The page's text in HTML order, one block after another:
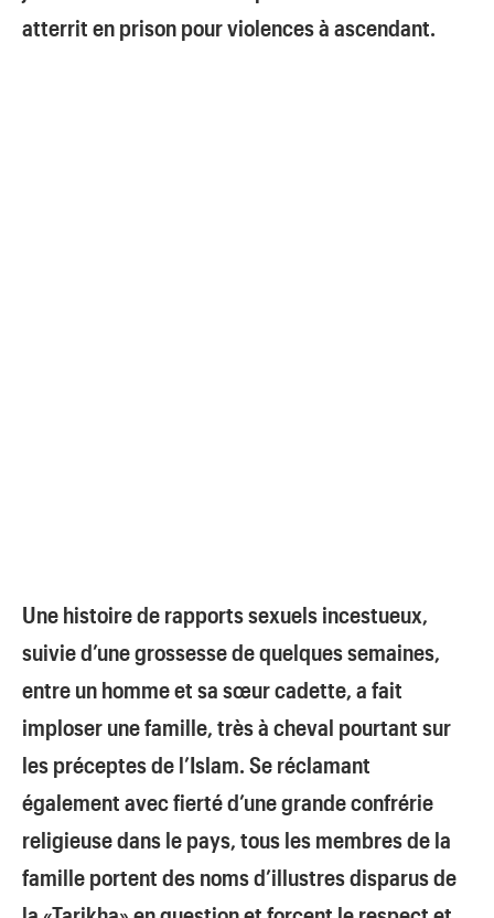
atterrit en prison pour violences à ascendant.
Une histoire de rapports sexuels incestueux,
suivie d’une grossesse de quelques semaines,
entre un homme et sa sœur cadette, a fait
imploser une famille, très à cheval pourtant sur
les préceptes de l’Islam. Se réclamant
également avec fierté d’une grande confrérie
religieuse dans le pays, tous les membres de la
famille portent des noms d’illustres disparus de